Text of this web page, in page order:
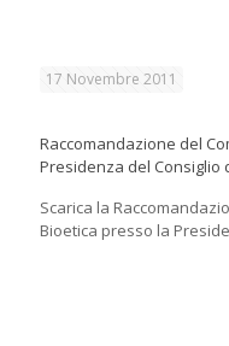
17 Novembre 2011
Raccomandazione del
Presidenza del Consiglio
Scarica la
Bioetica presso la